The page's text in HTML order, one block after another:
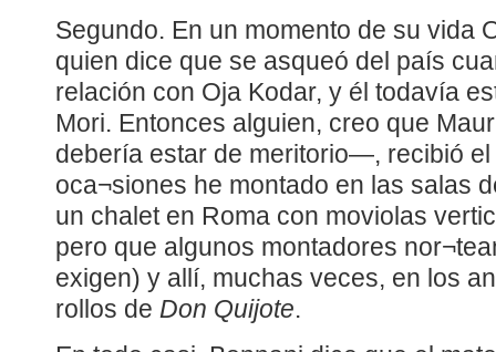
Segundo. En un momento de su vida
quien dice que se asqueó del país
relación con Oja Kodar, y él todavía
Mori. Entonces alguien, creo que
debería estar de meritorio—, recibió el
oca¬siones he montado en las salas
un chalet en Roma con moviolas
pero que algunos montadores
exigen) y allí, muchas veces, en los
rollos de Don Quijote.